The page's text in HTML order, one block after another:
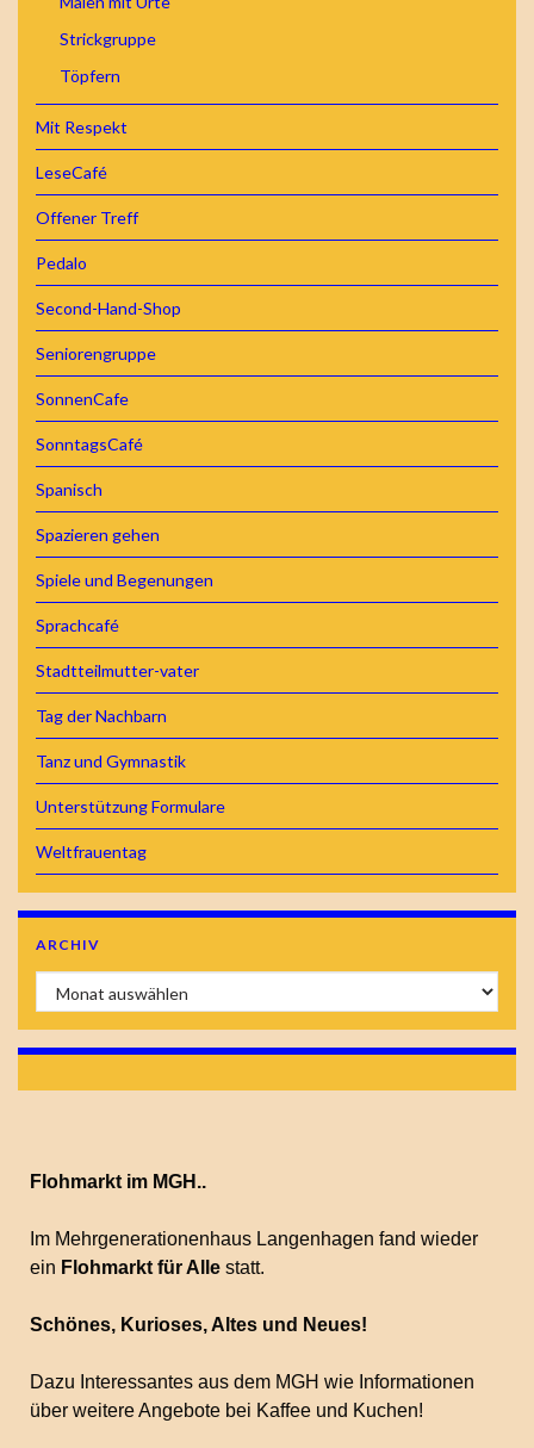
Strickgruppe
Töpfern
Mit Respekt
LeseCafé
Offener Treff
Pedalo
Second-Hand-Shop
Seniorengruppe
SonnenCafe
SonntagsCafé
Spanisch
Spazieren gehen
Spiele und Begenungen
Sprachcafé
Stadtteilmutter-vater
Tag der Nachbarn
Tanz und Gymnastik
Unterstützung Formulare
Weltfrauentag
ARCHIV
Flohmarkt im MGH..
Im Mehrgenerationenhaus Langenhagen fand wieder
ein Flohmarkt für Alle statt.
Schönes, Kurioses, Altes und Neues!
Dazu Interessantes aus dem MGH wie Informationen
über weitere Angebote bei Kaffee und Kuchen!